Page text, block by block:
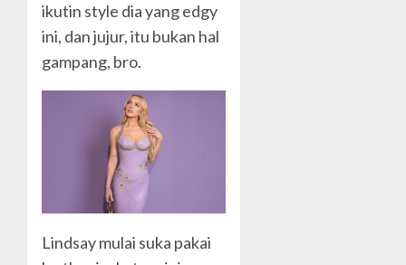
ikutin style dia yang edgy
ini, dan jujur, itu bukan hal
gampang, bro.
Lindsay mulai suka pakai